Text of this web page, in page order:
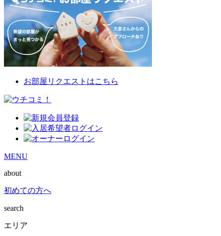
お部屋リクエストはこちら
MENU
about
初めての方へ
search
エリア